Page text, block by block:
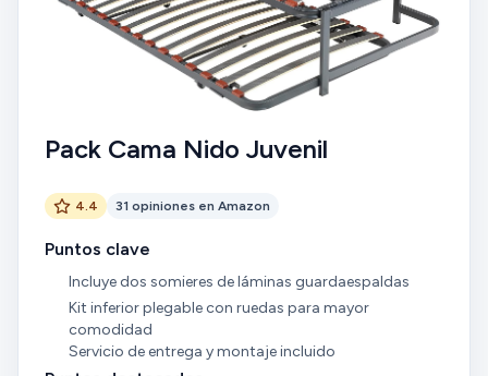
Pack Cama Nido Juvenil
4.4 31 opiniones en Amazon
Puntos clave
Incluye dos somieres de láminas guardaespaldas
Kit inferior plegable con ruedas para mayor
comodidad
Servicio de entrega y montaje incluido